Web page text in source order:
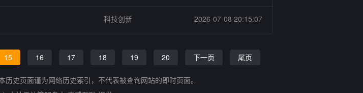
科技创新 2026-07-08 20:15:07
15 16 17 18 19 20 下一页 尾页
史页面谨为网络历史索引，不代表被查询网站的即时页面。